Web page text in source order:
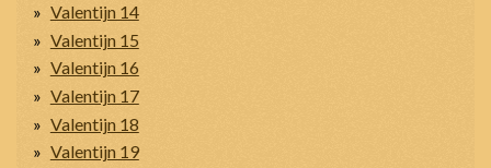
Valentijn 14
Valentijn 15
Valentijn 16
Valentijn 17
Valentijn 18
Valentijn 19